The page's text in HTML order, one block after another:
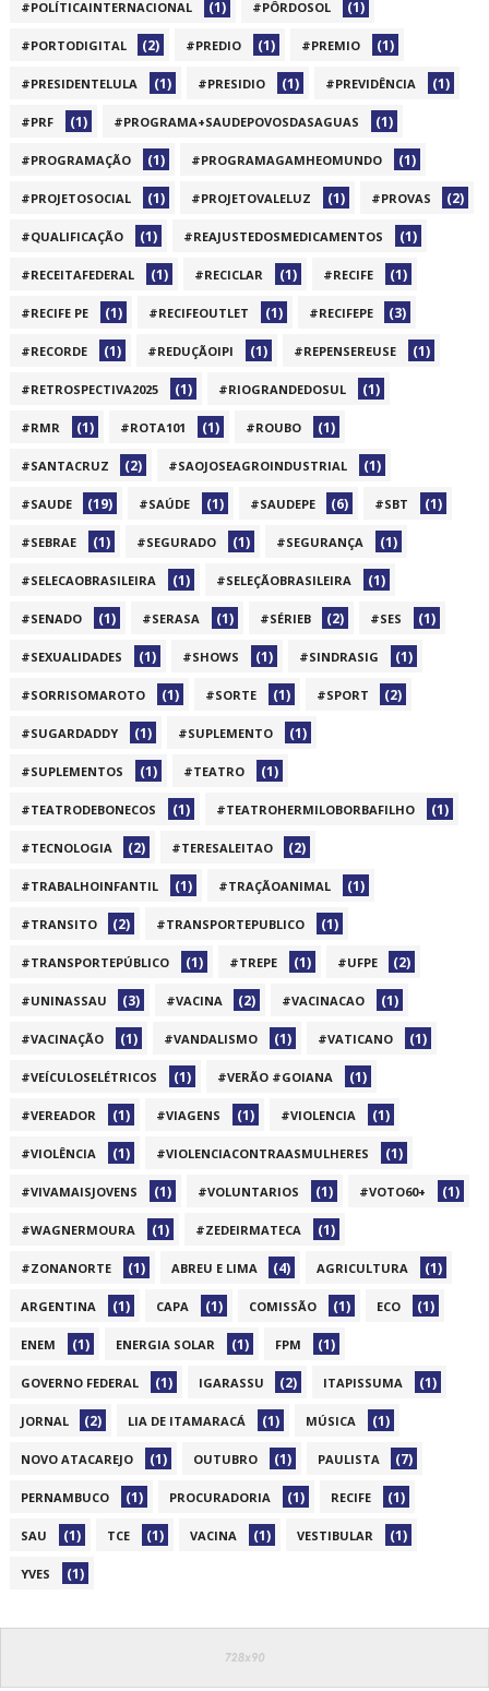
#POLÍTICAINTERNACIONAL (1) #PÔRDOSOL (1)
#PORTODIGITAL (2) #PREDIO (1) #PREMIO (1)
#PRESIDENTELULA (1) #PRESIDIO (1) #PREVIDÊNCIA (1)
#PRF (1) #PROGRAMA+SAUDEPOVOSDASAGUAS (1)
#PROGRAMAÇÃO (1) #PROGRAMAGAMHEOMUNDO (1)
#PROJETOSOCIAL (1) #PROJETOVALELUZ (1) #PROVAS (2)
#QUALIFICAÇÃO (1) #REAJUSTEDOSMEDICAMENTOS (1)
#RECEITAFEDERAL (1) #RECICLAR (1) #RECIFE (1)
#RECIFE PE (1) #RECIFEOUTLET (1) #RECIFEPE (3)
#RECORDE (1) #REDUÇÃOIPI (1) #REPENSEREUSE (1)
#RETROSPECTIVA2025 (1) #RIOGRANDEDOSUL (1)
#RMR (1) #ROTA101 (1) #ROUBO (1)
#SANTACRUZ (2) #SAOJOSEAGROINDUSTRIAL (1)
#SAUDE (19) #SAÚDE (1) #SAUDEPE (6) #SBT (1)
#SEBRAE (1) #SEGURADO (1) #SEGURANÇA (1)
#SELECAOBRASILEIRA (1) #SELEÇÃOBRASILEIRA (1)
#SENADO (1) #SERASA (1) #SÉRIEB (2) #SES (1)
#SEXUALIDADES (1) #SHOWS (1) #SINDRASIG (1)
#SORRISOMAROTO (1) #SORTE (1) #SPORT (2)
#SUGARDADDY (1) #SUPLEMENTO (1)
#SUPLEMENTOS (1) #TEATRO (1)
#TEATRODEBONECOS (1) #TEATROHERMILOBORBAFILHO (1)
#TECNOLOGIA (2) #TERESALEITAO (2)
#TRABALHOINFANTIL (1) #TRAÇÃOANIMAL (1)
#TRANSITO (2) #TRANSPORTEPUBLICO (1)
#TRANSPORTEPÚBLICO (1) #TREPE (1) #UFPE (2)
#UNINASSAU (3) #VACINA (2) #VACINACAO (1)
#VACINAÇÃO (1) #VANDALISMO (1) #VATICANO (1)
#VEÍCULOSELÉTRICOS (1) #VERÃO #GOIANA (1)
#VEREADOR (1) #VIAGENS (1) #VIOLENCIA (1)
#VIOLÊNCIA (1) #VIOLENCIACONTRAASMULHERES (1)
#VIVAMAISJOVENS (1) #VOLUNTARIOS (1) #VOTO60+ (1)
#WAGNERMOURA (1) #ZEDEIRMATECA (1)
#ZONANORTE (1) ABREU E LIMA (4) AGRICULTURA (1)
ARGENTINA (1) CAPA (1) COMISSÃO (1) ECO (1)
ENEM (1) ENERGIA SOLAR (1) FPM (1)
GOVERNO FEDERAL (1) IGARASSU (2) ITAPISSUMA (1)
JORNAL (2) LIA DE ITAMARACÁ (1) MÚSICA (1)
NOVO ATACAREJO (1) OUTUBRO (1) PAULISTA (7)
PERNAMBUCO (1) PROCURADORIA (1) RECIFE (1)
SAU (1) TCE (1) VACINA (1) VESTIBULAR (1)
YVES (1)